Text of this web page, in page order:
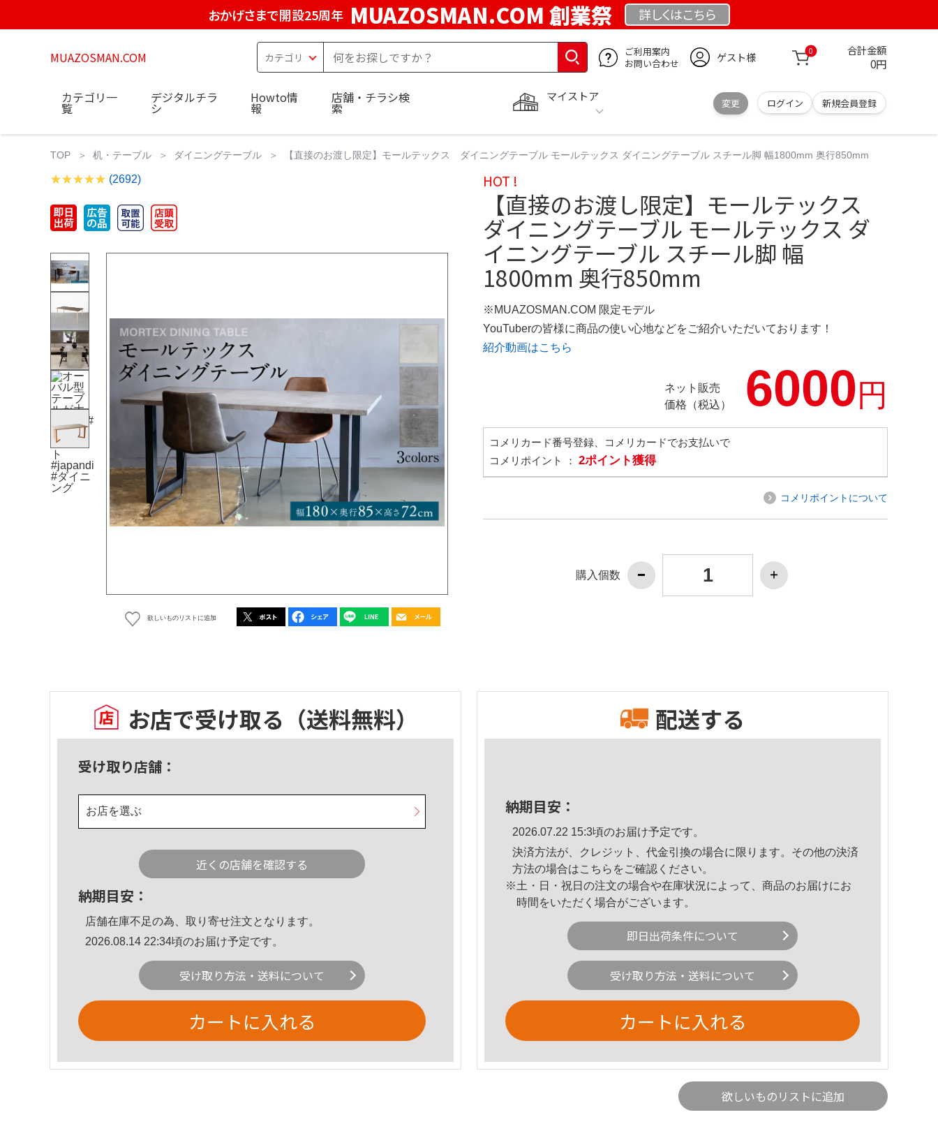
おかげさまで開設25周年 MUAZOSMAN.COM 創業祭 詳しくはこちら
MUAZOSMAN.COM
ご利用案内
お問い合わせ
ゲスト様 0 合計金額
0円
マイストア
変更 ログイン 新規会員登録
カテゴリ一
覧
デジタルチラ
シ
Howto情
報
店舗・チラシ検
索
TOP 机・テーブル ダイニングテーブル 【直接のお渡し限定】モールテックス ダイニングテーブル モールテックス ダイニングテーブル スチール脚 幅1800mm 奥行850mm
(2692)
欲しいものリストに追加
HOT !
【直接のお渡し限定】モールテックス
ダイニングテーブル モールテックス ダ
イニングテーブル スチール脚 幅
1800mm 奥行850mm
※MUAZOSMAN.COM 限定モデル
YouTuberの皆様に商品の使い心地などをご紹介いただいております！
紹介動画はこちら
ネット販売
価格（税込）
6000円
コメリカード番号登録、コメリカードでお支払いで
コメリポイント ： 2ポイント獲得
コメリポイントについて
購入個数
お店で受け取る （送料無料）
受け取り店舗：
お店を選ぶ
近くの店舗を確認する
納期目安：
店舗在庫不足の為、取り寄せ注文となります。
2026.08.14 22:34頃のお届け予定です。
受け取り方法・送料について
カートに入れる
配送する
納期目安：
2026.07.22 15:3頃のお届け予定です。
決済方法が、クレジット、代金引換の場合に限ります。その他の決済
方法の場合はこちら をご確認ください。
※土・日・祝日の注文の場合や在庫状況によって、商品のお届けにお
時間をいただく場合がございます。
即日出荷条件について
受け取り方法・送料について
カートに入れる
欲しいものリストに追加